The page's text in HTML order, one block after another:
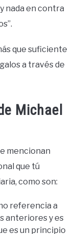
nada en contra
que suficiente
a través de
Michael
mencionan
que tú
como son:
referencia a
anteriores y es
es un principio